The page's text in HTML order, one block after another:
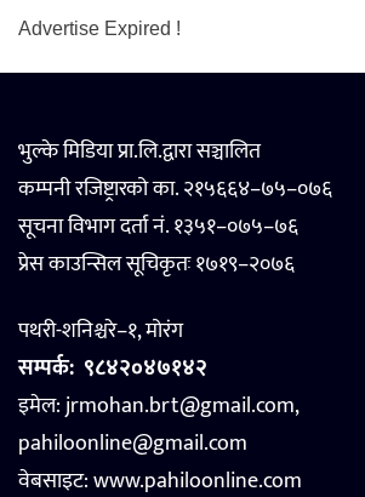
Advertise Expired !
भुल्के मिडिया प्रा.लि.द्वारा सञ्चालित
कम्पनी रजिष्ट्रारको का. २१५६६४–७५–०७६
सूचना विभाग दर्ता नं. १३५१–०७५–७६
प्रेस काउन्सिल सूचिकृतः १७१९–२०७६
पथरी-शनिश्चरे–१, मोरंग
सम्पर्क: ९८४२०४७१४२
इमेल: jrmohan.brt@gmail.com,
pahiloonline@gmail.com
वेबसाइट:www.pahiloonline.com